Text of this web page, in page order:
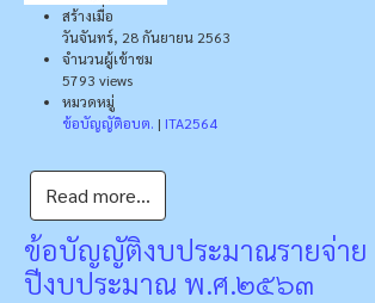
สร้างเมื่อ
วันจันทร์, 28 กันยายน 2563
จำนวนผู้เข้าชม
5793 views
หมวดหมู่
ข้อบัญญัติอบต. | ITA2564
Read more...
ข้อบัญญัติงบประมาณรายจ่าย
ปีงบประมาณ พ.ศ.๒๕๖๓